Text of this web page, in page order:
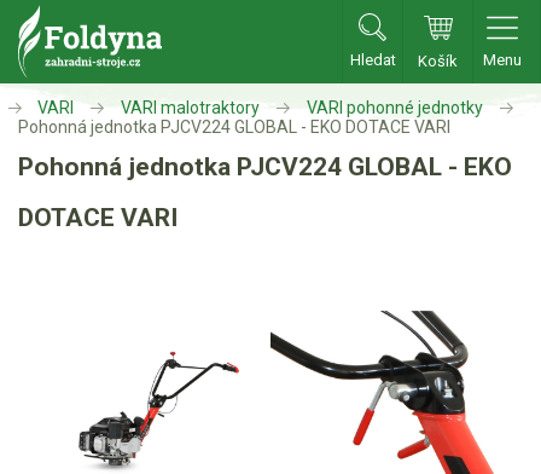
Hledat Košík Menu
Zahradní traktory
Zahradní traktory
Zahradní ridery
Benzínové sekačky
Akumulátorové sekačky
VARI VARI malotraktory
VARI pohonné jednotky
Pohonná jednotka PJCV224 GLOBAL - EKO DOTACE VARI
Pohonná jednotka PJCV224 GLOBAL - EKO
DOTACE VARI